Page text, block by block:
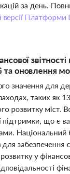
за день.
версії Платформи
оновлення
значення для
таких як
розвитку
що є
забезпечення
у